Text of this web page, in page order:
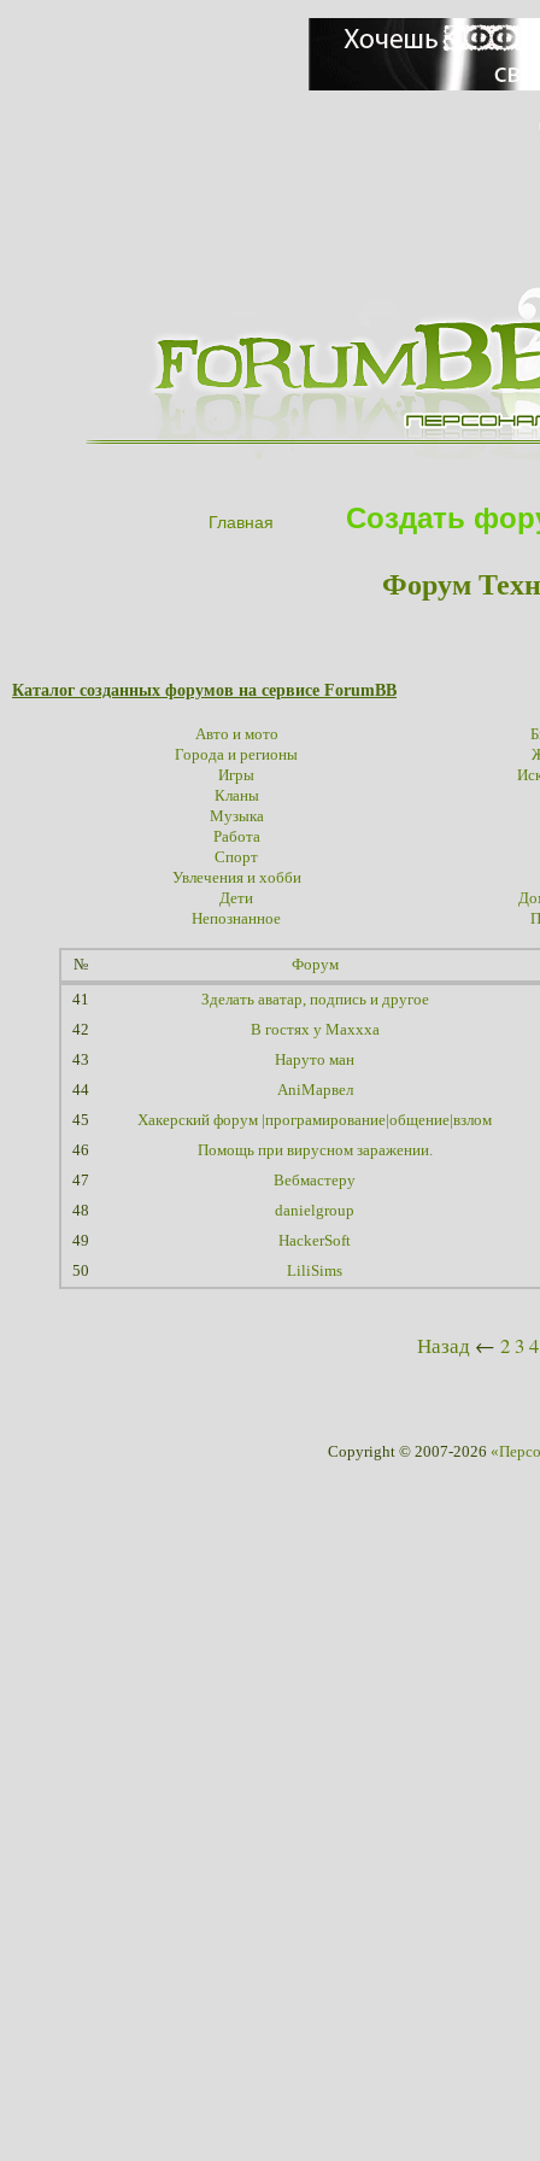
Главная Создать
Форум
Каталог созданных форумов на сервисе ForumBB
Авто и мото
Города и регионы
Игры
Кланы
Музыка
Работа
Спорт
Увлечения и хобби
Дети
Непознанное
№ Форум
41
Зделать аватар, подпись и другое
42
В гостях у Maxxxa
43
Наруто ман
44
AniМарвел
45
Хакерский форум |програмирование|общение|взлом
46
Помощь при вирусном заражении.
47
Вебмастеру
48
danielgroup
49
HackerSoft
50
LiliSims
Назад ← 2 3 4
Copyright © 2007-2026